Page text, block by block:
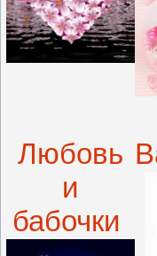
Любовь
и
бабочки